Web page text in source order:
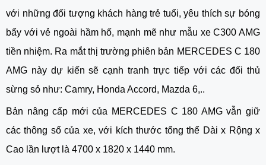
với những đối tượng khách hàng trẻ tuổi, yêu thích sự bóng
bẩy với vẻ ngoài hầm hố, mạnh mẽ như mẫu xe C300 AMG
tiền nhiệm. Ra mắt thị trường phiên bản MERCEDES C 180
AMG này dự kiến sẽ cạnh tranh trực tiếp với các đối thủ
sừng sỏ như: Camry, Honda Accord, Mazda 6,..
Bản nâng cấp mới của MERCEDES C 180 AMG vẫn giữ
các thông số của xe, với kích thước tổng thể Dài x Rộng x
Cao lần lượt là 4700 x 1820 x 1440 mm.